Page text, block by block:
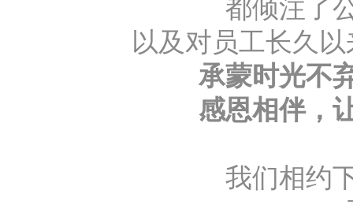
都倾注了
以及对员工长久
承蒙时光不
感恩相伴，
我们相约